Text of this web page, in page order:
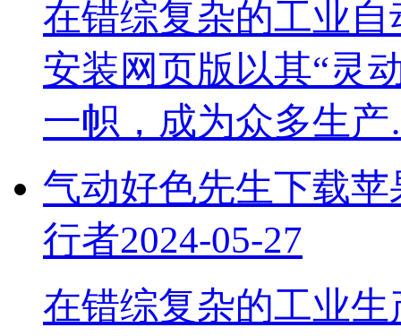
在错综复杂的工业自
安装网页版以其“灵
一帜，成为众多生
气动好色先生下载苹
行者2024-05-27
在错综复杂的工业生